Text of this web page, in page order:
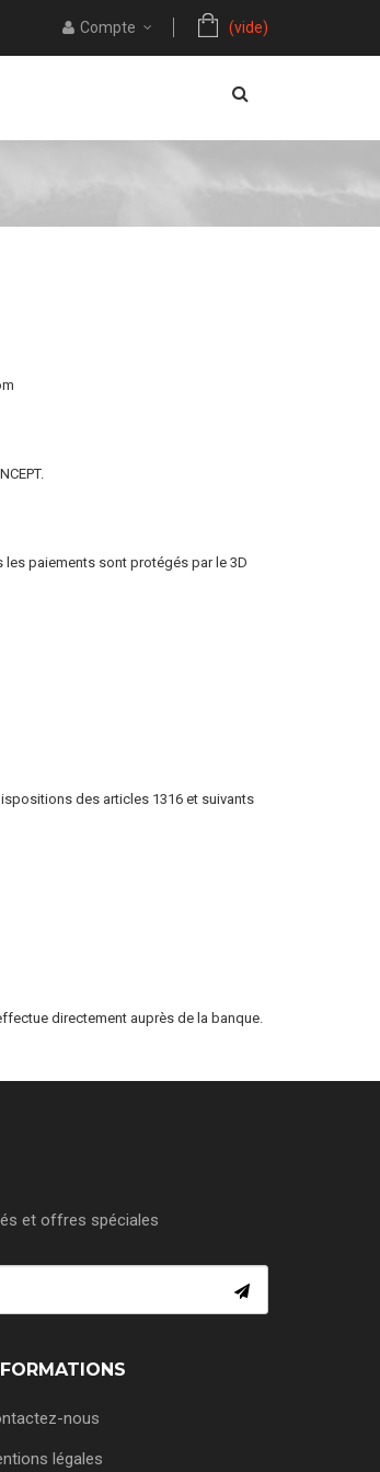
(vide)
Compte
paiements sont protégés par le 3D
des articles 1316 et suivants
directement auprès de la banque.
et offres spéciales
nous
légales